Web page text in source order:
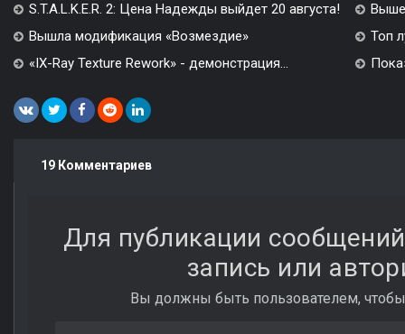
S.T.A.L.K.E.R. 2: Цена Надежды выйдет 20 августа!
Вышла модификация «Возмездие»
Топ
«IX-Ray Texture Rework» - демонстрация...
19 Комментариев
Для публикации
запись или
Вы должны быть пользователем,